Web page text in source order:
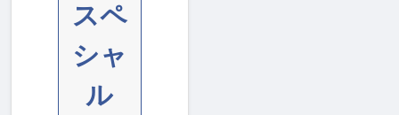
スペ
シャ
ル